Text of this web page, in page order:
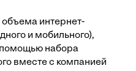
объема интернет-
и мобильного),
набора
вместе с компанией